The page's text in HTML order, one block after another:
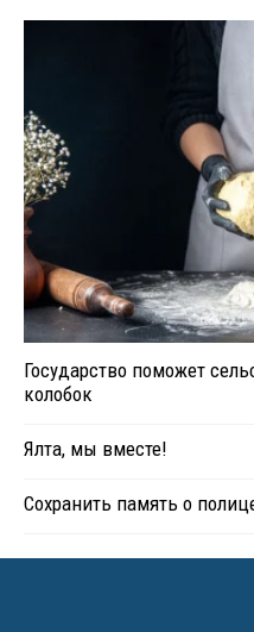
Государство поможет
колобок
Ялта, мы вместе!
Сохранить память о